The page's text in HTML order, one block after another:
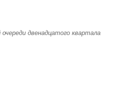
очереди двенадцатого квартала